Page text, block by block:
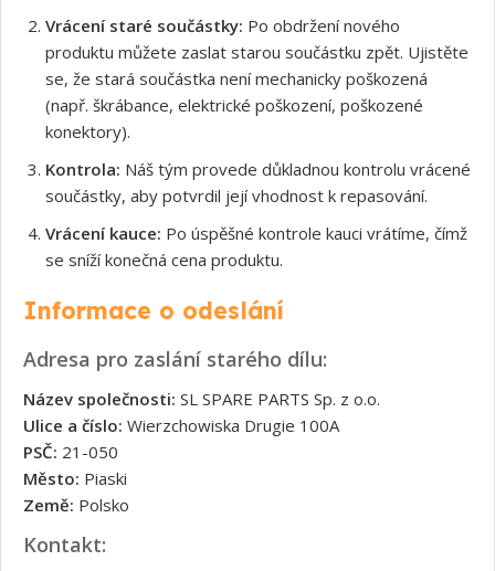
Vrácení staré součástky: Po obdržení nového
produktu můžete zaslat starou součástku zpět. Ujistěte
se, že stará součástka není mechanicky poškozená
(např. škrábance, elektrické poškození, poškozené
konektory).
Kontrola: Náš tým provede důkladnou kontrolu vrácené
součástky, aby potvrdil její vhodnost k repasování.
Vrácení kauce: Po úspěšné kontrole kauci vrátíme, čímž
se sníží konečná cena produktu.
Informace o odeslání
Adresa pro zaslání starého dílu:
Název společnosti: SL SPARE PARTS Sp. z o.o.
Ulice a číslo: Wierzchowiska Drugie 100A
PSČ: 21-050
Město: Piaski
Země: Polsko
Kontakt: